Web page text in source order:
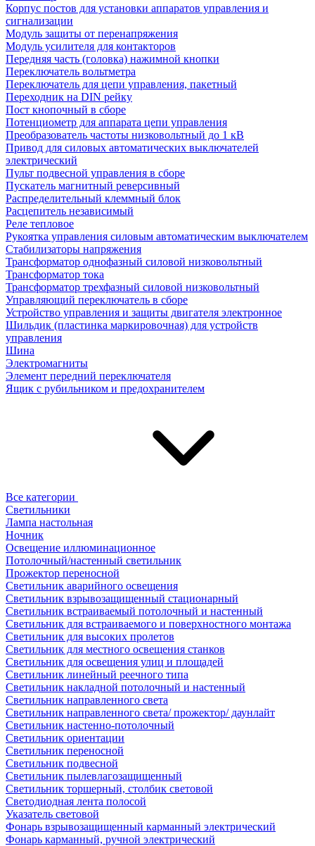
Корпус постов для установки аппаратов управления и
сигнализации
Модуль защиты от перенапряжения
Модуль усилителя для контакторов
Передняя часть (головка) нажимной кнопки
Переключатель вольтметра
Переключатель для цепи управления, пакетный
Переходник на DIN рейку
Пост кнопочный в сборе
Потенциометр для аппарата цепи управления
Преобразователь частоты низковольтный до 1 кВ
Привод для силовых автоматических выключателей
электрический
Пульт подвесной управления в сборе
Пускатель магнитный реверсивный
Распределительный клеммный блок
Расцепитель независимый
Реле тепловое
Рукоятка управления силовым автоматическим выключателем
Стабилизаторы напряжения
Трансформатор однофазный силовой низковольтный
Трансформатор тока
Трансформатор трехфазный силовой низковольтный
Управляющий переключатель в сборе
Устройство управления и защиты двигателя электронное
Шильдик (пластинка маркировочная) для устройств
управления
Шина
Электромагниты
Элемент передний переключателя
Ящик с рубильником и предохранителем
Все категории
Светильники
Лампа настольная
Ночник
Освещение иллюминационное
Потолочный/настенный светильник
Прожектор переносной
Светильник аварийного освещения
Светильник взрывозащищенный стационарный
Светильник встраиваемый потолочный и настенный
Светильник для встраиваемого и поверхностного монтажа
Светильник для высоких пролетов
Светильник для местного освещения станков
Светильник для освещения улиц и площадей
Светильник линейный реечного типа
Светильник накладной потолочный и настенный
Светильник направленного света
Светильник направленного света/ прожектор/ даунлайт
Светильник настенно-потолочный
Светильник ориентации
Светильник переносной
Светильник подвесной
Светильник пылевлагозащищенный
Светильник торшерный, столбик световой
Светодиодная лента полосой
Указатель световой
Фонарь взрывозащищенный карманный электрический
Фонарь карманный, ручной электрический